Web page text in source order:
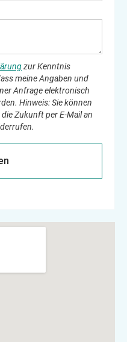
zur Kenntnis
meine Angaben und
Anfrage elektronisch
Hinweis: Sie können
Zukunft per E-Mail an